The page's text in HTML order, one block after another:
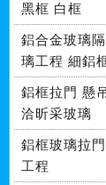
黑框 白框
鋁合金玻璃
璃工程 細鋁
鋁框拉門 懸
洽昕采玻璃
鋁框玻璃拉
工程